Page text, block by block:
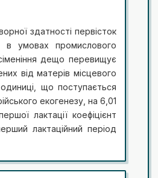
здатності первісток
в умовах промислового
дещо перевищує
від матерів місцевого
що поступається
екогенезу, на 6,01
лактації коефіцієнт
лактаційний період
Такий період, в свою
має показник